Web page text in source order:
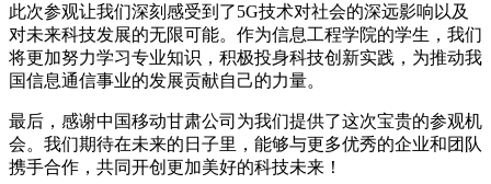
此次参观让我们深刻感受到了5G技术对社会的深远影响以及
对未来科技发展的无限可能。作为信息工程学院的学生，我们
将更加努力学习专业知识，积极投身科技创新实践，为推动我
国信息通信事业的发展贡献自己的力量。
最后，感谢中国移动甘肃公司为我们提供了这次宝贵的参观机
会。我们期待在未来的日子里，能够与更多优秀的企业和团队
携手合作，共同开创更加美好的科技未来！